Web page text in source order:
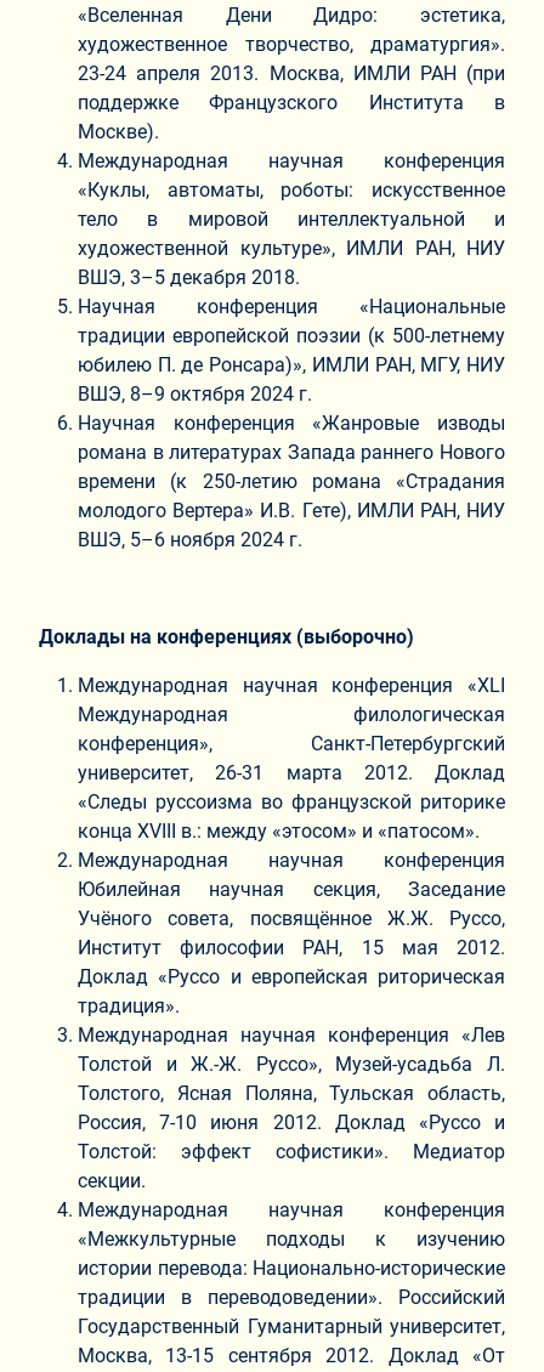
«Вселенная Дени Дидро: эстетика,
художественное творчество, драматургия».
23-24 апреля 2013. Москва, ИМЛИ РАН (при
поддержке Французского Института в
Москве).
Международная научная конференция
«Куклы, автоматы, роботы: искусственное
тело в мировой интеллектуальной и
художественной культуре», ИМЛИ РАН, НИУ
ВШЭ, 3–5 декабря 2018.
Научная конференция «Национальные
традиции европейской поэзии (к 500-летнему
юбилею П. де Ронсара)», ИМЛИ РАН, МГУ, НИУ
ВШЭ, 8–9 октября 2024 г.
Научная конференция «Жанровые изводы
романа в литературах Запада раннего Нового
времени (к 250-летию романа «Страдания
молодого Вертера» И.В. Гете), ИМЛИ РАН, НИУ
ВШЭ, 5–6 ноября 2024 г.
Доклады на конференциях (выборочно)
Международная научная конференция «XLI
Международная филологическая
конференция», Санкт-Петербургский
университет, 26-31 марта 2012. Доклад
«Следы руссоизма во французской риторике
конца XVIII в.: между «этосом» и «патосом».
Международная научная конференция
Юбилейная научная секция, Заседание
Учёного совета, посвящённое Ж.Ж. Руссо,
Институт философии РАН, 15 мая 2012.
Доклад «Руссо и европейская риторическая
традиция».
Международная научная конференция «Лев
Толстой и Ж.-Ж. Руссо», Музей-усадьба Л.
Толстого, Ясная Поляна, Тульская область,
Россия, 7-10 июня 2012. Доклад «Руссо и
Толстой: эффект софистики». Медиатор
секции.
Международная научная конференция
«Межкультурные подходы к изучению
истории перевода: Национально-исторические
традиции в переводоведении». Российский
Государственный Гуманитарный университет,
Москва, 13-15 сентября 2012. Доклад «От